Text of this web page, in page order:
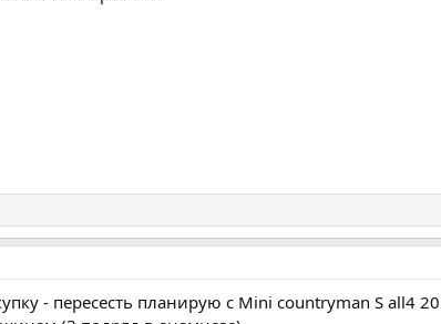
- пересесть планирую с Mini countryman S all4